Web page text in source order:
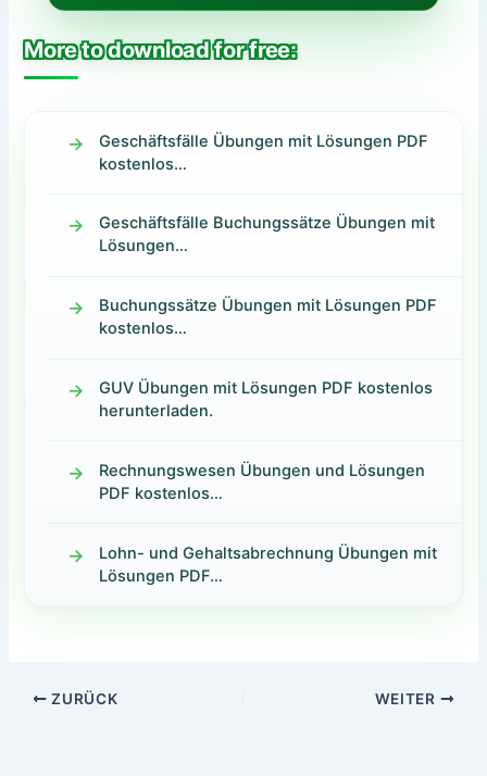
More to download for free:
Geschäftsfälle Übungen mit Lösungen PDF
kostenlos…
Geschäftsfälle Buchungssätze Übungen mit
Lösungen…
Buchungssätze Übungen mit Lösungen PDF
kostenlos…
GUV Übungen mit Lösungen PDF kostenlos
herunterladen.
Rechnungswesen Übungen und Lösungen
PDF kostenlos…
Lohn- und Gehaltsabrechnung Übungen mit
Lösungen PDF…
ZURÜCK WEITER